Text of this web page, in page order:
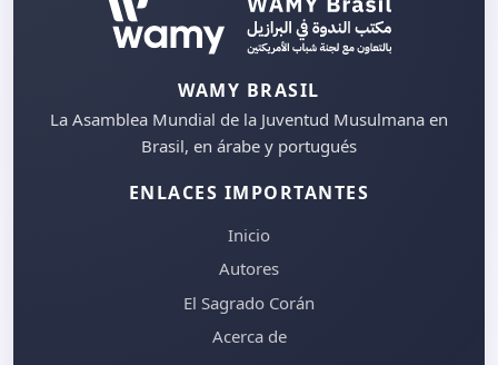
WAMY BRASIL
La Asamblea Mundial de la Juventud Musulmana en
Brasil, en árabe y portugués
ENLACES IMPORTANTES
Inicio
Autores
El Sagrado Corán
Acerca de